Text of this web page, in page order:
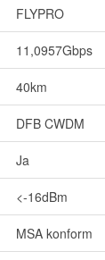
FLYPRO
11,0957Gbps
40km
DFB CWDM
Ja
<-16dBm
MSA konform